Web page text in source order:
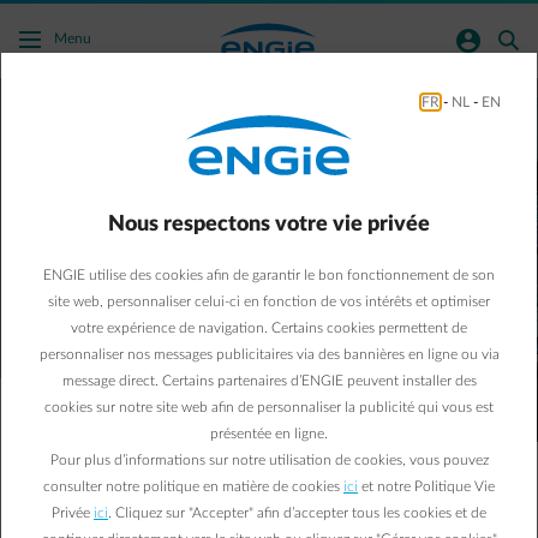
Acc�der au contenu principal
Menu normal-account-circle search
Energy Market News
Recevez gratuitement les dernières
analyses des marchés de l'énergie et
prenez des décisions éclairées en matière
Inscrivez-vous
L’Energy Market News vous permet de suivre de près
entièrement gratuite. Vous disposez toujours des analyses les
plus récentes des faits marquants observés sur les marchés et
FR - NL - EN
Nous respectons votre vie privée
ENGIE utilise des cookies afin de garantir le bon fonctionnement de son
site web, personnaliser celui-ci en fonction de vos intérêts et optimiser
votre expérience de navigation. Certains cookies permettent de
personnaliser nos messages publicitaires via des bannières en ligne ou via
message direct. Certains partenaires d’ENGIE peuvent installer des
cookies sur notre site web afin de personnaliser la publicité qui vous est
présentée en ligne.
Pour plus d’informations sur notre utilisation de cookies, vous pouvez
consulter notre politique en matière de cookies ici et notre Politique Vie
Privée ici . Cliquez sur "Accepter" afin d’accepter tous les cookies et de